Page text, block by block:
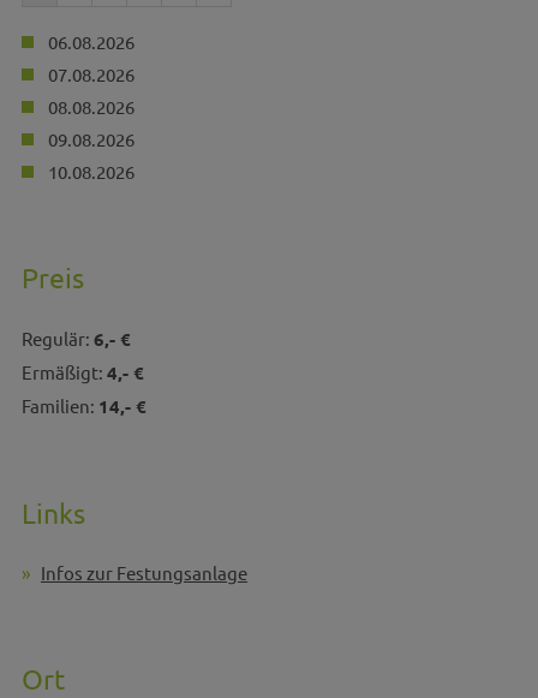
06.08.2026
07.08.2026
08.08.2026
09.08.2026
10.08.2026
Preis
Regulär: 6,- €
Ermäßigt: 4,- €
Familien: 14,- €
Links
Infos zur Festungsanlage
Ort